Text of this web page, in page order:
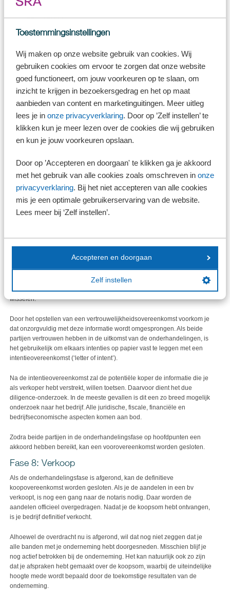
Toestemmingsinstellingen
Wij maken op onze website gebruik van cookies. Wij
gebruiken cookies om ervoor te zorgen dat onze website
goed functioneert, om jouw voorkeuren op te slaan, om
inzicht te krijgen in bezoekersgedrag en het op maat
aanbieden van content en marketinguitingen. Meer uitleg
lees je in onze privacyverklaring. Door op ’Zelf instellen’ te
klikken kun je meer lezen over de cookies die wij gebruiken
en kun je jouw voorkeuren opslaan.
Door op ’Accepteren en doorgaan' te klikken ga je akkoord
met het gebruik van alle cookies zoals omschreven in onze
privacyverklaring. Bij het niet accepteren van alle cookies
mis je een optimale gebruikerservaring van de website.
Lees meer bij ‘Zelf instellen’.
Accepteren en doorgaan
Zelf instellen
Let op!
dragen, dan ben je wellicht geneigd genoegen te
bedrijf overdraagt tegen een niet-marktconforme prijs
kan de Belastingdienst zich op het standpunt stellen dat
er sprake is van een schenking en is er in beginsel
Fase 6: Geschikte koper zoeken
In deze fase ga je op zoek naar een mogelijke koper. Dat kan een
je bedrijf of iemand uit je zakelijke netwerk.
Heb je nog geen geschikte kandidaat, dan kun je met je bedrijf de markt
opgaan. Je kunt hiervoor ook een derde inschakelen.
Op internet zijn verschillende zoekmogelijkheden aanwezig. Alvorens je
Fase 7: Onderhandelingsfase
Heb je eenmaal een potentiële koper gevonden, dan start de
onderhandelingsfase. Het is belangrijk om alle handelingen schriftelijk
vast te leggen. Zodra duidelijk is dat een potentiële koper echt
geïnteresseerd is, wordt het tijd om belangrijke informatie uit te
wisselen.
Door het opstellen van een vertrouwelijkheidsovereenkomst voorkom je
dat onzorgvuldig met deze informatie wordt omgesprongen. Als beide
partijen vertrouwen hebben in de uitkomst van de onderhandelingen, is
het gebruikelijk om elkaars intenties op papier vast te leggen met een
intentieovereenkomst (‘letter of intent’).
Na de intentieovereenkomst zal de potentiële koper de informatie die je
als verkoper hebt verstrekt, willen toetsen. Daarvoor dient het due
diligence-onderzoek. In de meeste gevallen is dit een zo breed mogelijk
onderzoek naar het bedrijf. Alle juridische, fiscale, financiële en
bedrijfseconomische aspecten komen aan bod.
Zodra beide partijen in de onderhandelingsfase op hoofdpunten een
akkoord hebben bereikt, kan een voorovereenkomst worden gesloten.
Fase 8: Verkoop
Als de onderhandelingsfase is afgerond, kan de definitieve
koopovereenkomst worden gesloten. Als je de aandelen in een bv
verkoopt, is nog een gang naar de notaris nodig. Daar worden de
aandelen officieel overgedragen. Nadat je de koopsom hebt ontvangen,
is je bedrijf definitief verkocht.
Alhoewel de overdracht nu is afgerond, wil dat nog niet zeggen dat je
alle banden met je onderneming hebt doorgesneden. Misschien blijf je
nog actief betrokken bij de onderneming. Het kan natuurlijk ook zo zijn
dat je afspraken hebt gemaakt over de koopsom, waarbij de uiteindelijke
hoogte mede wordt bepaald door de toekomstige resultaten van de
onderneming.